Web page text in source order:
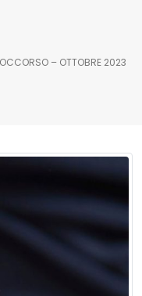
– OTTOBRE 2023